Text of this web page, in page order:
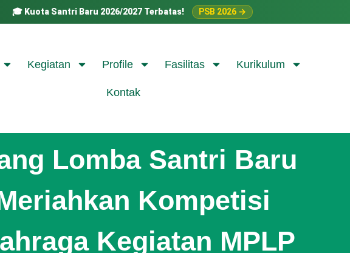
🎓 Kuota Santri Baru 2026/2027 Terbatas! PSB 2026 →
Kegiatan Profile Fasilitas Kurikulum
Kontak
Lomba Santri Baru
Kompetisi
Kegiatan MPLP